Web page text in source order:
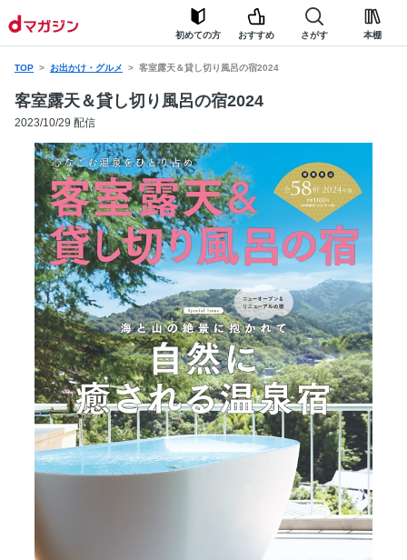
初めての方 おすすめ さがす 本棚
TOP お出かけ・グルメ 客室露天＆貸し切り風呂の宿2024
客室露天＆貸し切り風呂の宿2024
2023/10/29 配信